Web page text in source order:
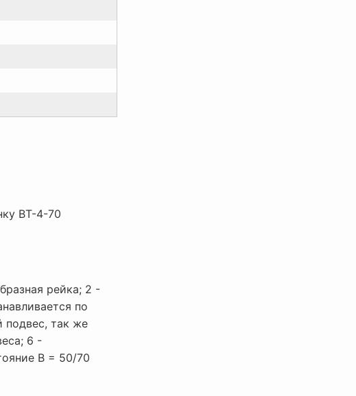
BT-4-70
рейка; 2 -
по
подвес, так же
6 -
В = 50/70